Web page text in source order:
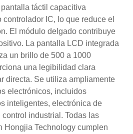
táctil capacitiva
IC, lo que reduce el
El módulo delgado contribuye
La pantalla LCD integrada
un brillo de 500 a 1000
una legibilidad clara
directa. Se utiliza ampliamente
electrónicos, incluidos
inteligentes, electrónica de
industrial. Todas las
Hongjia Technology cumplen